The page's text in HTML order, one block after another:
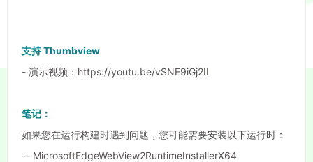
支持 Thumbview
- 演示视频：https://youtu.be/vSNE9iGj2II
笔记：
如果您在运行构建时遇到问题，您可能需要安装以下运行时：
-- MicrosoftEdgeWebView2RuntimeInstallerX64